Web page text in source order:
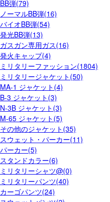
BB弾(79)
ノーマルBB弾(16)
バイオBB弾(54)
発光BB弾(13)
ガスガン専用ガス(16)
発火キャップ(4)
ミリタリーファッション(1804)
ミリタリージャケット(50)
MA-1 ジャケット(4)
B-3 ジャケット(3)
N-3B ジャケット(3)
M-65 ジャケット(5)
その他のジャケット(35)
スウェット・パーカー(11)
パーカー(5)
スタンドカラー(6)
ミリタリーシャツ@(0)
ミリタリーパンツ(40)
カーゴパンツ(24)